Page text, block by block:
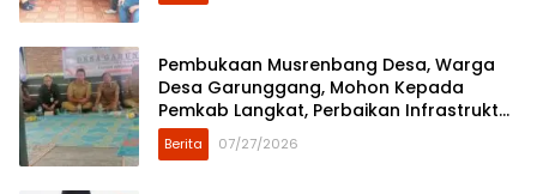
Pembukaan Musrenbang Desa, Warga
Desa Garunggang, Mohon Kepada
Pemkab Langkat, Perbaikan Infrastruktur
di Dusun Mejuah-Juah
Berita 07/27/2026